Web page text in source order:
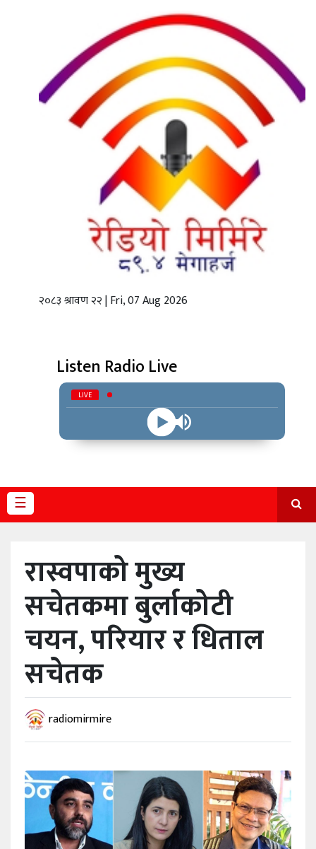
२०८३ श्रावण २२ | Fri, 07 Aug 2026
Listen Radio Live
LIVE
☰
रास्वपाको मुख्य
सचेतकमा बुर्लाकोटी
चयन, परियार र धिताल
सचेतक
radiomirmire